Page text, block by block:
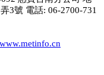
3號 電話: 06-2700-731
www.metinfo.cn